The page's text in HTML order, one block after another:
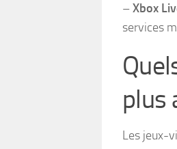
–Xbox
services
plus
Les jeux-